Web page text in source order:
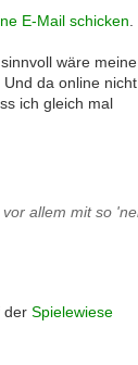
E-Mail schicken
wäre meine
da online nicht
ich gleich mal
der Spielewiese